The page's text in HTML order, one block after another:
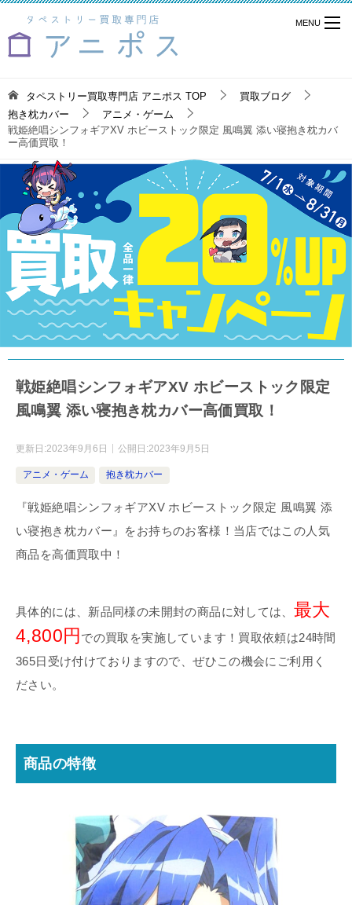
タペストリー買取専門店 アニポス TOP
買取ブログ
抱き枕カバー
アニメ・ゲーム
戦姫絶唱シンフォギアXV ホビーストック限定 風鳴翼 添い寝抱き枕カバ
ー高価買取！
戦姫絶唱シンフォギアXV ホビーストック限定
風鳴翼 添い寝抱き枕カバー高価買取！
更新日:2023年9月6日 公開日:2023年9月5日
アニメ・ゲーム 抱き枕カバー
『戦姫絶唱シンフォギアXV ホビーストック限定 風鳴翼 添
い寝抱き枕カバー』をお持ちのお客様！当店ではこの人気
商品を高価買取中！
具体的には、新品同様の未開封の商品に対しては、 最大
4,800円 での買取を実施しています！買取依頼は24時間
365日受け付けておりますので、ぜひこの機会にご利用く
ださい。
商品の特徴